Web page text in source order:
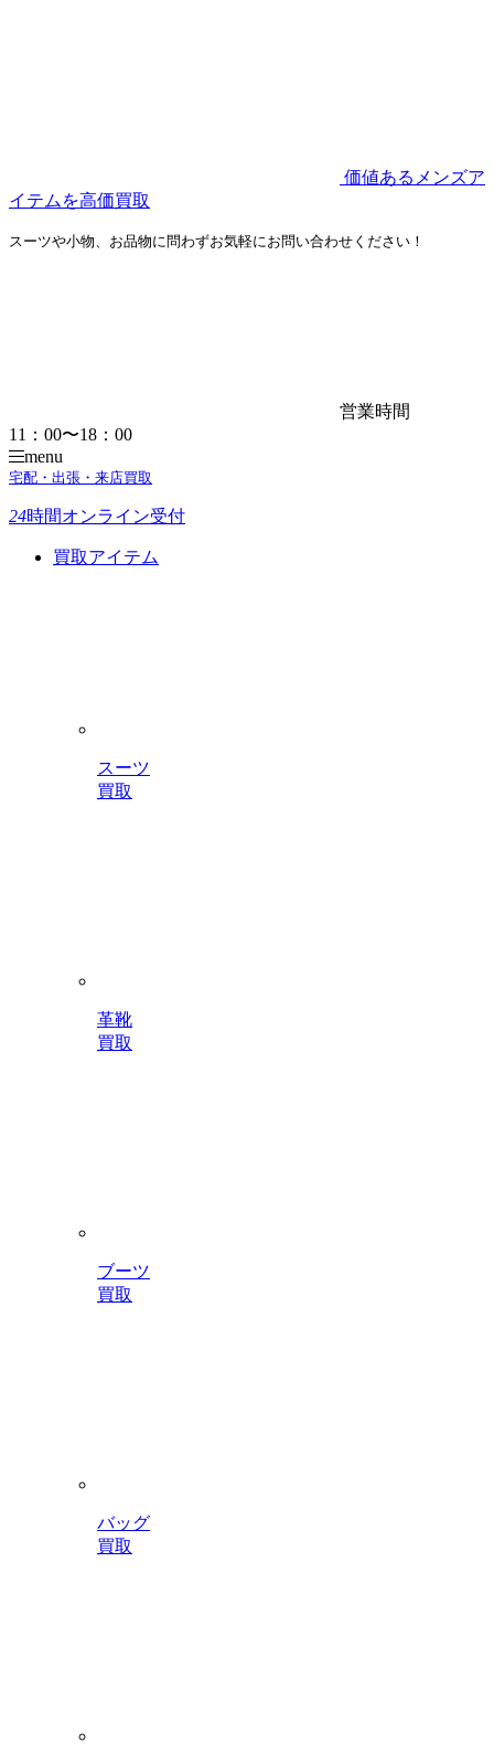
価値あるメンズア
イテムを高価買取
スーツや小物、お品物に問わずお気軽にお問い合わせください！
営業時間
11：00〜18：00
menu
宅配・出張・来店買取
24時間オンライン受付
買取アイテム
スーツ
買取
革靴
買取
ブーツ
買取
バッグ
買取